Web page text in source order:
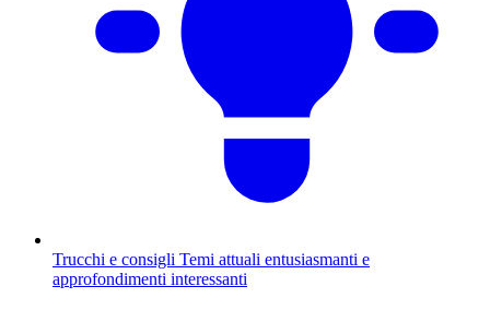
Trucchi e consigli Temi attuali entusiasmanti e
approfondimenti interessanti